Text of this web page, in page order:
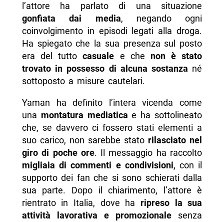
l’attore ha parlato di una situazione
gonfiata dai media, negando ogni
coinvolgimento in episodi legati alla droga.
Ha spiegato che la sua presenza sul posto
era del tuttocasuale e che non è stato
trovato in possesso di alcuna sostanza né
sottoposto a misure cautelari.
Yaman ha definito l’intera vicenda come
una montatura mediatica e ha sottolineato
che, se davvero ci fossero stati elementi a
suo carico, non sarebbe stato rilasciato nel
giro di poche ore. Il messaggio ha raccolto
migliaia di commenti e condivisioni, con il
supporto dei fan che si sono schierati dalla
sua parte. Dopo il chiarimento, l’attore è
rientrato in Italia, dove ha ripreso la sua
attività lavorativa e promozionale senza